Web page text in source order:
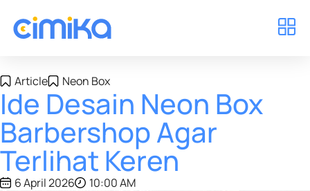
Article Neon Box
Ide Desain Neon Box
Barbershop Agar
Terlihat Keren
6 April 2026 10:00 AM